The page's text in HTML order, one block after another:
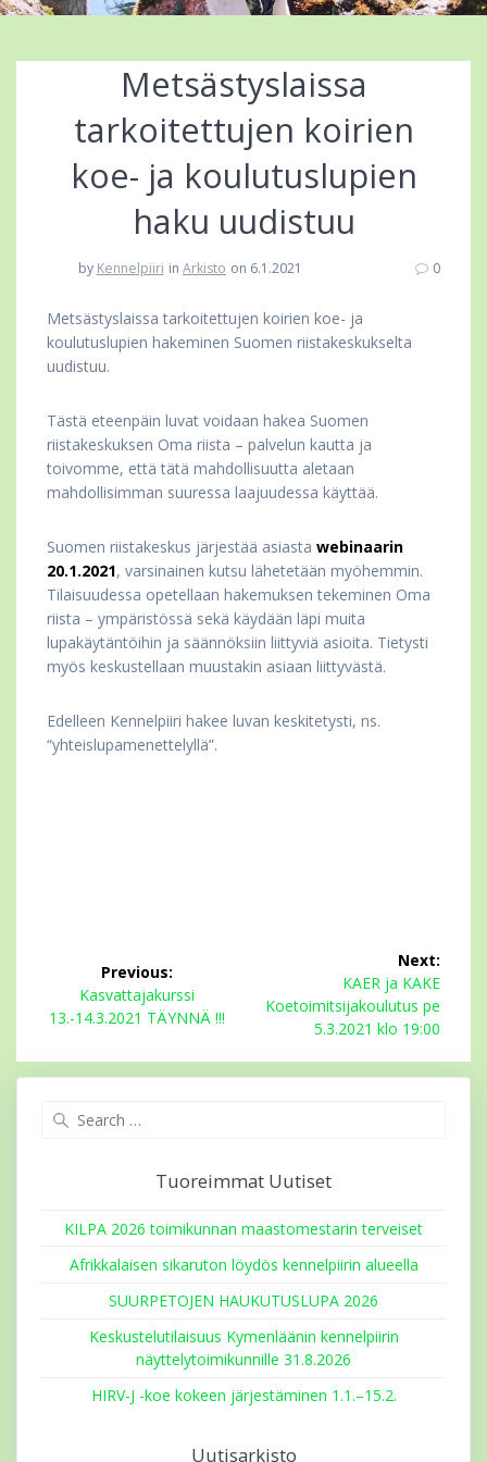
Metsästyslaissa
tarkoitettujen koirien
koe- ja koulutuslupien
haku uudistuu
by Kennelpiiri in Arkisto on 6.1.2021 0
Metsästyslaissa tarkoitettujen koirien koe- ja
koulutuslupien hakeminen Suomen riistakeskukselta
uudistuu.
Tästä eteenpäin luvat voidaan hakea Suomen
riistakeskuksen Oma riista – palvelun kautta ja
toivomme, että tätä mahdollisuutta aletaan
mahdollisimman suuressa laajuudessa käyttää.
Suomen riistakeskus järjestää asiasta webinaarin
20.1.2021, varsinainen kutsu lähetetään myöhemmin.
Tilaisuudessa opetellaan hakemuksen tekeminen Oma
riista – ympäristössä sekä käydään läpi muita
lupakäytäntöihin ja säännöksiin liittyviä asioita. Tietysti
myös keskustellaan muustakin asiaan liittyvästä.
Edelleen Kennelpiiri hakee luvan keskitetysti, ns.
“yhteislupamenettelyllä”.
selausPrevious:
Previous
post:
Kasvattajakurssi
13.-14.3.2021 TÄYNNÄ !!!
Next:
Next
post:
KAER ja KAKE
Koetoimitsijakoulutus pe
5.3.2021 klo 19:00
Tuoreimmat Uutiset
KILPA 2026 toimikunnan maastomestarin terveiset
Afrikkalaisen sikaruton löydös kennelpiirin alueella
SUURPETOJEN HAUKUTUSLUPA 2026
Keskustelutilaisuus Kymenläänin kennelpiirin
näyttelytoimikunnille 31.8.2026
HIRV-J -koe kokeen järjestäminen 1.1.–15.2.
Uutisarkisto